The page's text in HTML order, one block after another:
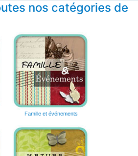
nos catégories de
Famille et événements